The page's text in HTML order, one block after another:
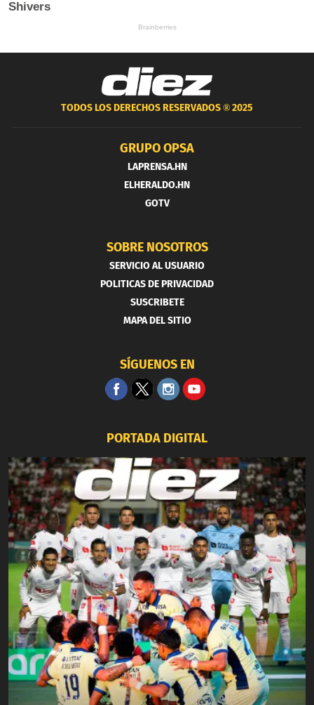
TODOS LOS DERECHOS RESERVADOS ®2025
GRUPO OPSA
LAPRENSA.HN
ELHERALDO.HN
GOTV
SOBRE NOSOTROS
SERVICIO AL USUARIO
POLITICAS DE PRIVACIDAD
SUSCRIBETE
MAPA DEL SITIO
SÍGUENOS EN
PORTADA DIGITAL